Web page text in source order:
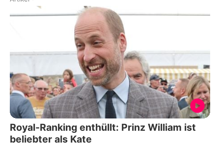
Royal-Ranking enthüllt: Prinz William ist
beliebter als Kate